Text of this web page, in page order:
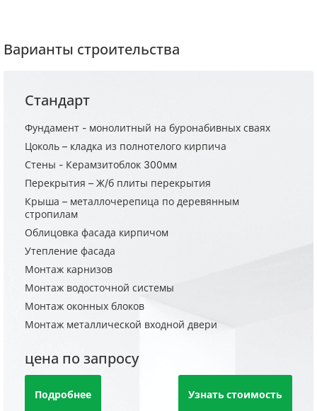
Варианты строительства
Стандарт
Фундамент - монолитный на буронабивных сваях
Цоколь – кладка из полнотелого кирпича
Стены - Керамзитоблок 300мм
Перекрытия – Ж/б плиты перекрытия
Крыша – металлочерепица по деревянным
стропилам
Облицовка фасада кирпичом
Утепление фасада
Монтаж карнизов
Монтаж водосточной системы
Монтаж оконных блоков
Монтаж металлической входной двери
цена по запросу
Подробнее Узнать стоимость